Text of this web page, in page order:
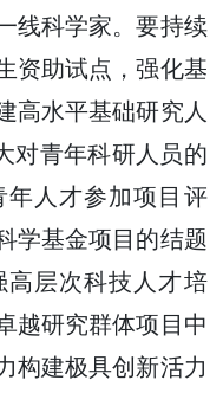
线科学家。要持续
资助试点，强化基
高水平基础研究人
对青年科研人员的
人才参加项目评
学基金项目的结题
层次科技人才培
越研究群体项目中
构建极具创新活力